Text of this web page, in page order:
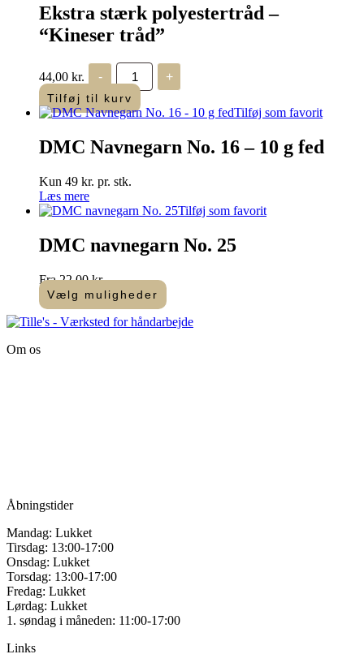
Ekstra stærk polyestertråd –
“Kineser tråd”
44,00 kr. -
Ekstra
stærk
polyestertråd
-
"Kineser
antal
+
Tilføj til kurv
Tilføj som favorit
DMC Navnegarn No. 16 – 10 g fed
Kun 49 kr. pr. stk.
Læs mere
Tilføj som favorit
DMC navnegarn No. 25
Fra22,00kr.
Vælg muligheder
Dette
vare
flere
Om os
Åbningstider
Mandag: Lukket
Tirsdag: 13:00-17:00
Onsdag: Lukket
Torsdag: 13:00-17:00
Fredag: Lukket
Lørdag: Lukket
1. søndag i måneden: 11:00-17:00
Links